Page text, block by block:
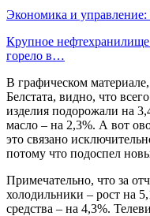
Экономика и
Крупное
горело в…
В графическом
Белстата, видно, что
изделия подорожали на
масло – на 2,3%. А вот
это связано
потому что подоспел
Примечательно, что за
холодильники – рост на
средства – на 4,3%.